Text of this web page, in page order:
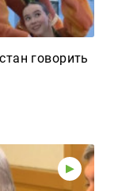
говорить